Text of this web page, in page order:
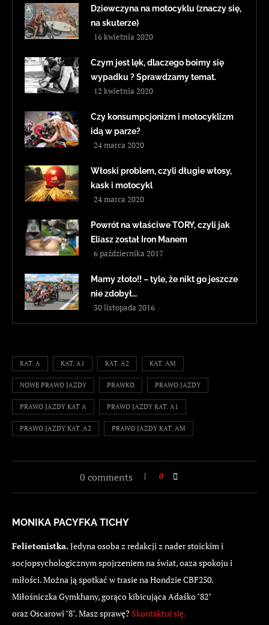
Dziewczyna na motocyklu (znaczy się,
na skuterze)
16 kwietnia 2020
Czym jest lęk, dlaczego boimy się
wypadku ? Sprawdzamy temat.
12 kwietnia 2020
Czy konsumpcjonizm i motocyklizm
idą w parze?
24 marca 2020
Włoski problem, czyli długie włosy,
kask i motocykl
24 marca 2020
Powrót na właściwe TORY, czyli jak
Eliasz został Iron Manem
6 października 2017
Mamy złoto!! – tyle, że nikt go jeszcze
nie zdobył…
30 listopada 2016
KAT. A KAT. A1 KAT. A2 KAT. AM
NOWE PRAWO JAZDY PRAWKO PRAWO JAZDY
PRAWO JAZDY KAT A PRAWO JAZDY KAT. A1
PRAWO JAZDY KAT. A2 PRAWO JAZDY KAT. AM
0 comments 0
MONIKA PACYFKA TICHY
Felietonistka.Jedyna osoba z redakcji z nader stoickim i
socjopsychologicznym spojrzeniem na świat, oaza spokoju i
miłości. Można ją spotkać w trasie na Hondzie CBF250.
Miłośniczka Gymkhany, gorąco kibicująca Adaśko "82"
oraz Oscarowi "8". Masz sprawę? Skontaktuj się.